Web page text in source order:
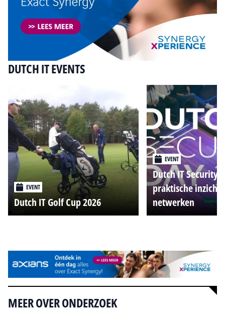
DUTCH IT EVENTS
EVENT
Dutch IT Golf Cup 2026
EVENT
Dutch IT Security
praktische
netwerken
MEER OVER ONDERZOEK